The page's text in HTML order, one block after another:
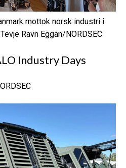
mottok norsk industri i
Ravn Eggan/NORDSEC
Industry Days